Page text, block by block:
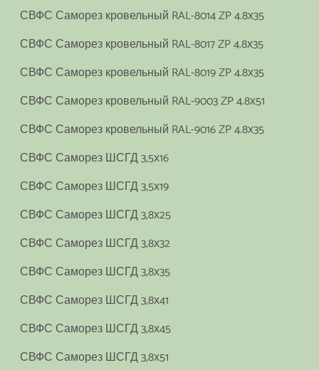
СВФС Саморез кровельный RAL-8014 ZP 4.8х35
СВФС Саморез кровельный RAL-8017 ZP 4.8х35
СВФС Саморез кровельный RAL-8019 ZP 4.8х35
СВФС Саморез кровельный RAL-9003 ZP 4.8х51
СВФС Саморез кровельный RAL-9016 ZP 4.8х35
СВФС Саморез ШСГД 3,5х16
СВФС Саморез ШСГД 3,5х19
СВФС Саморез ШСГД 3,8х25
СВФС Саморез ШСГД 3,8х32
СВФС Саморез ШСГД 3,8х35
СВФС Саморез ШСГД 3,8х41
СВФС Саморез ШСГД 3,8х45
СВФС Саморез ШСГД 3,8х51